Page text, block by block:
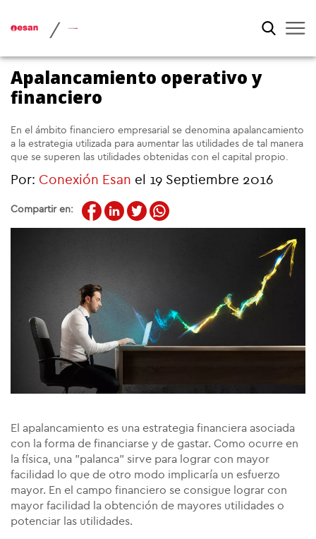
/
Apalancamiento operativo y
financiero
En el ámbito financiero empresarial se denomina apalancamiento
a la estrategia utilizada para aumentar las utilidades de tal manera
que se superen las utilidades obtenidas con el capital propio.
Por: Conexión Esan el 19 Septiembre 2016
Compartir en:
El apalancamiento es una estrategia financiera asociada
con la forma de financiarse y de gastar. Como ocurre en
la física, una "palanca" sirve para lograr con mayor
facilidad lo que de otro modo implicaría un esfuerzo
mayor. En el campo financiero se consigue lograr con
mayor facilidad la obtención de mayores utilidades o
potenciar las utilidades.